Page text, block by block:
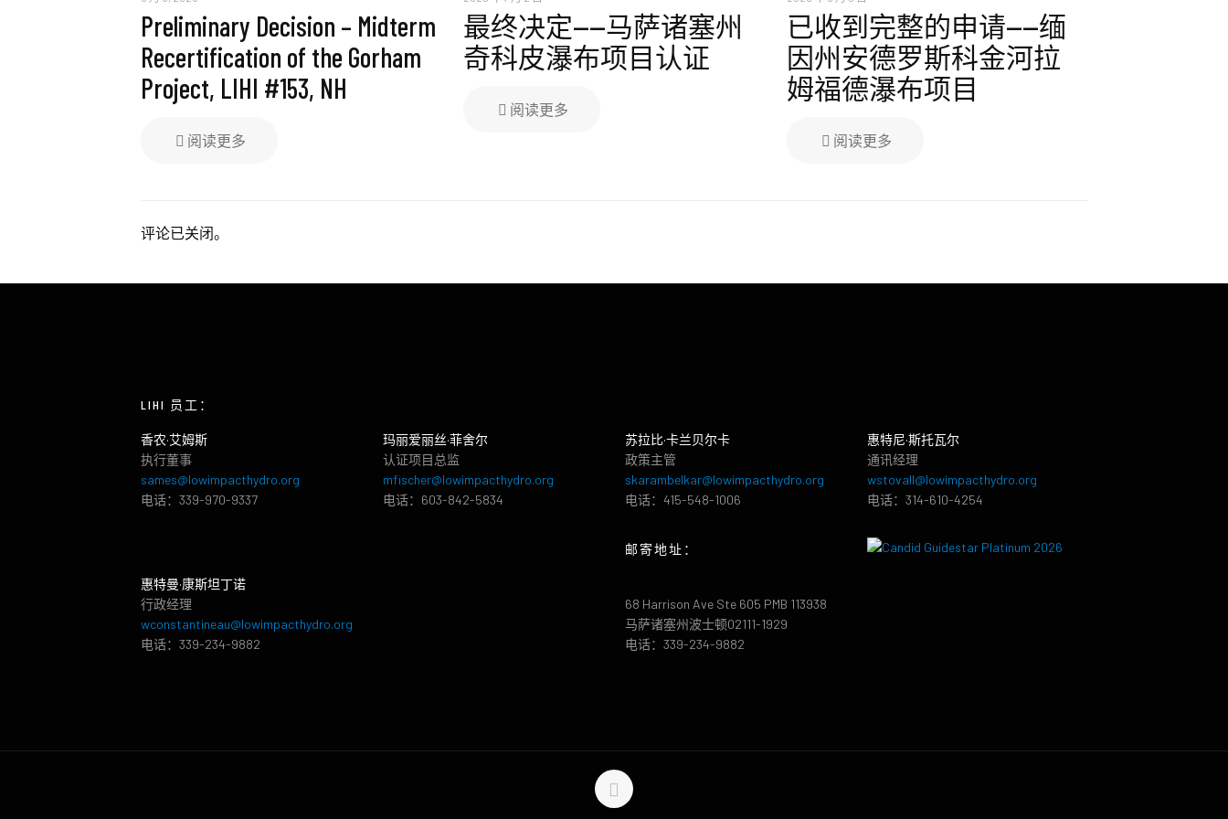
Preliminary Decision – Midterm
Recertification of the Gorham
Project, LIHI #153, NH
阅读更多
最终决定——马萨诸塞州
奇科皮瀑布项目认证
阅读更多
已收到完整的申请——缅
因州安德罗斯科金河拉
姆福德瀑布项目
阅读更多
评论已关闭。
LIHI 员工：
香农·艾姆斯
执行董事
sames@lowimpacthydro.org
电话：339-970-9337
惠特曼·康斯坦丁诺
行政经理
wconstantineau@lowimpacthydro.org
电话：339-234-9882
玛丽爱丽丝·菲舍尔
认证项目总监
mfischer@lowimpacthydro.org
电话：603-842-5834
苏拉比·卡兰贝尔卡
政策主管
skarambelkar@lowimpacthydro.org
电话：415-548-1006
邮寄地址：
68 Harrison Ave Ste 605 PMB 113938
马萨诸塞州波士顿02111-1929
电话：339-234-9882
惠特尼·斯托瓦尔
通讯经理
wstovall@lowimpacthydro.org
电话：314-610-4254